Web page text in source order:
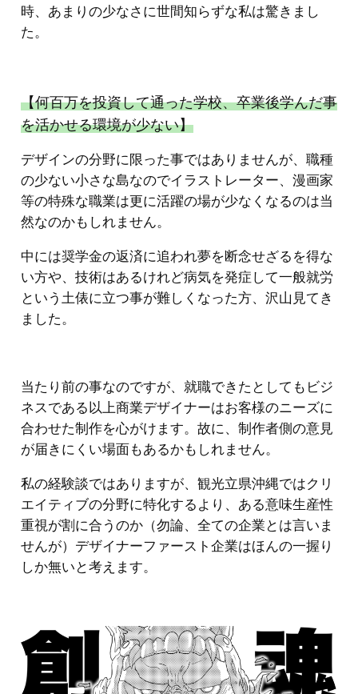
時、あまりの少なさに世間知らずな私は驚きまし
た。
【何百万を投資して通った学校、卒業後学んだ事
を活かせる環境が少ない】
デザインの分野に限った事ではありませんが、職種
の少ない小さな島なのでイラストレーター、漫画家
等の特殊な職業は更に活躍の場が少なくなるのは当
然なのかもしれません。
中には奨学金の返済に追われ夢を断念せざるを得な
い方や、技術はあるけれど病気を発症して一般就労
という土俵に立つ事が難しくなった方、沢山見てき
ました。
当たり前の事なのですが、就職できたとしてもビジ
ネスである以上商業デザイナーはお客様のニーズに
合わせた制作を心がけます。故に、制作者側の意見
が届きにくい場面もあるかもしれません。
私の経験談ではありますが、観光立県沖縄ではクリ
エイティブの分野に特化するより、ある意味生産性
重視が割に合うのか（勿論、全ての企業とは言いま
せんが）デザイナーファースト企業はほんの一握り
しか無いと考えます。